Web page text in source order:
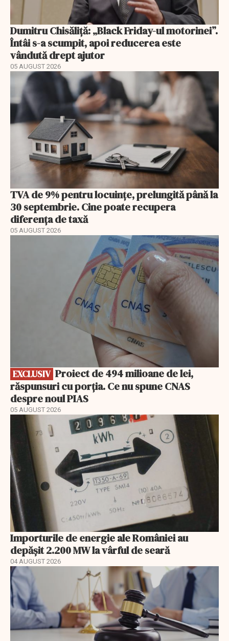
Dumitru Chisăliță: „Black Friday-ul motorinei”.
Întâi s-a scumpit, apoi reducerea este
vândută drept ajutor
05 AUGUST 2026
TVA de 9% pentru locuințe, prelungită până la
30 septembrie. Cine poate recupera
diferența de taxă
05 AUGUST 2026
EXCLUSIV
răspunsuri cu porția. Ce nu spune CNAS
despre noul PIAS
05 AUGUST 2026
Importurile de energie ale României au
depășit 2.200 MW la vârful de seară
04 AUGUST 2026